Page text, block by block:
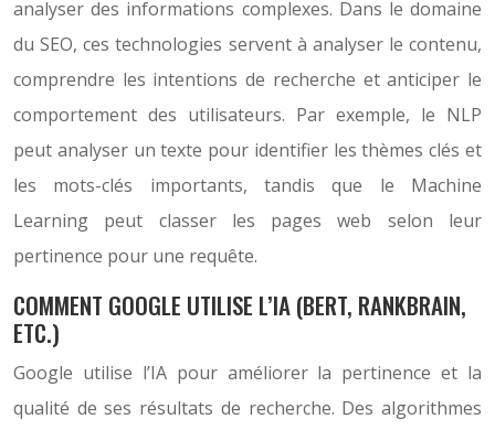
analyser des informations complexes. Dans le domaine
du SEO, ces technologies servent à analyser le contenu,
comprendre les intentions de recherche et anticiper le
comportement des utilisateurs. Par exemple, le NLP
peut analyser un texte pour identifier les thèmes clés et
les mots-clés importants, tandis que le Machine
Learning peut classer les pages web selon leur
pertinence pour une requête.
COMMENT GOOGLE UTILISE L’IA (BERT, RANKBRAIN,
ETC.)
Google utilise l’IA pour améliorer la pertinence et la
qualité de ses résultats de recherche. Des algorithmes